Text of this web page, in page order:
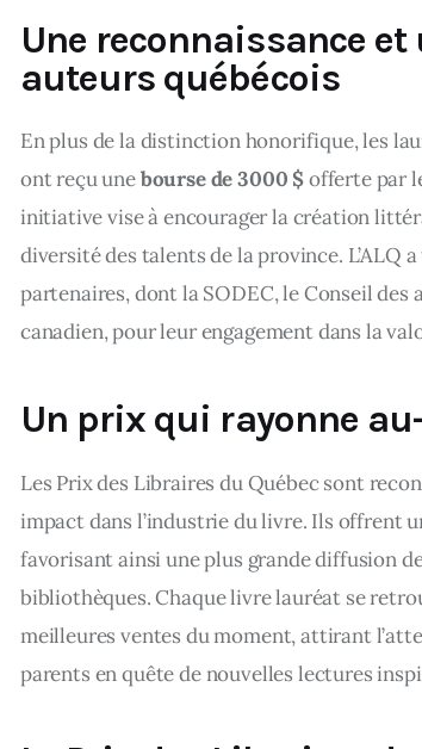
Une reconnaissance
auteurs québécois
En plus de la distinction honorifique, les
ont reçu une bourse de 3000 $ offerte par
initiative vise à encourager la création
diversité des talents de la province. L’ALQ
partenaires, dont la SODEC, le Conseil des
canadien, pour leur engagement dans la
Un prix qui rayonne
Les Prix des Libraires du Québec sont
impact dans l’industrie du livre. Ils offrent
favorisant ainsi une plus grande diffusion
bibliothèques. Chaque livre lauréat se
meilleures ventes du moment, attirant
parents en quête de nouvelles lectures